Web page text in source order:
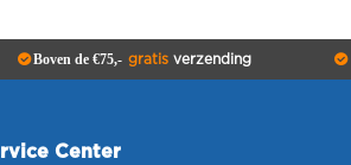
Boven de €75,- gratisverzending
Center